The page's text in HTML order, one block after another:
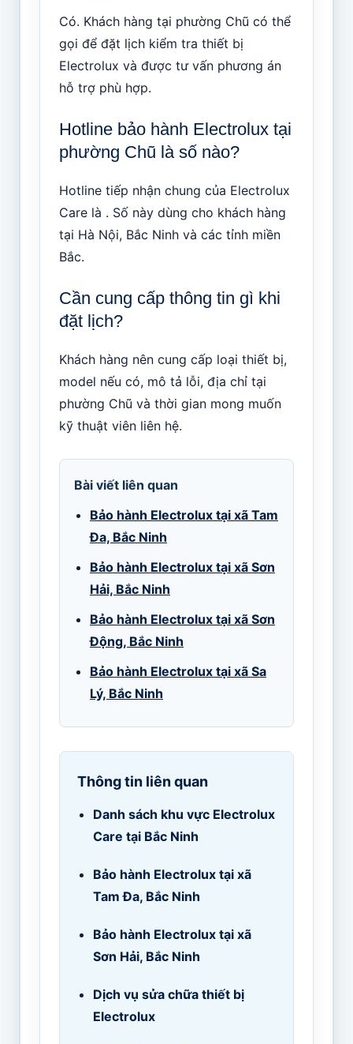
Có. Khách hàng tại phường Chũ có thể
gọi để đặt lịch kiểm tra thiết bị
Electrolux và được tư vấn phương án
hỗ trợ phù hợp.
Hotline bảo hành Electrolux tại
phường Chũ là số nào?
Hotline tiếp nhận chung của Electrolux
Care là . Số này dùng cho khách hàng
tại Hà Nội, Bắc Ninh và các tỉnh miền
Bắc.
Cần cung cấp thông tin gì khi
đặt lịch?
Khách hàng nên cung cấp loại thiết bị,
model nếu có, mô tả lỗi, địa chỉ tại
phường Chũ và thời gian mong muốn
kỹ thuật viên liên hệ.
Bài viết liên quan
Bảo hành Electrolux tại xã Tam
Đa, Bắc Ninh
Bảo hành Electrolux tại xã Sơn
Hải, Bắc Ninh
Bảo hành Electrolux tại xã Sơn
Động, Bắc Ninh
Bảo hành Electrolux tại xã Sa
Lý, Bắc Ninh
Thông tin liên quan
Danh sách khu vực Electrolux
Care tại Bắc Ninh
Bảo hành Electrolux tại xã
Tam Đa, Bắc Ninh
Bảo hành Electrolux tại xã
Sơn Hải, Bắc Ninh
Dịch vụ sửa chữa thiết bị
Electrolux